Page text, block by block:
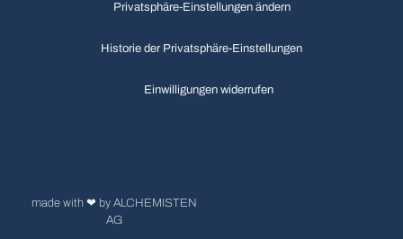
Privatsphäre-Einstellungen ändern
Historie der Privatsphäre-Einstellungen
Einwilligungen widerrufen
made with ❤ by ALCHEMISTEN
AG